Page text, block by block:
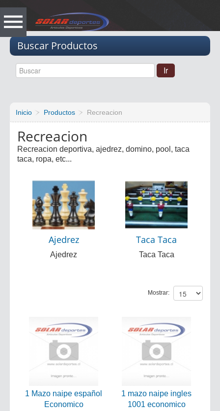
Buscar Productos
Inicio Productos Recreacion
Recreacion
Recreacion deportiva, ajedrez, domino, pool, taca
taca, ropa, etc...
Ajedrez
Ajedrez
Taca Taca
Taca Taca
Mostrar:
1 Mazo naipe español
Economico
1 mazo naipe ingles
1001 economico